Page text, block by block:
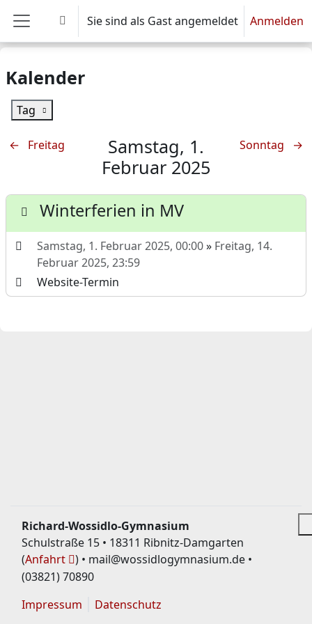
Zum Hauptinhalt
Website-Übersicht
Sucheingabe umschalten
Sie sind als Gast angemeldet Anmelden
Kalender
Tag
← Freitag
Samstag, 1.
Februar 2025
Sonntag →
Winterferien in MV
Samstag, 1. Februar 2025, 00:00» Freitag, 14.
Februar 2025, 23:59
Website-Termin
Richard-Wossidlo-Gymnasium
Schulstraße 15 • 18311 Ribnitz-Damgarten
(Anfahrt
) • mail@wossidlogymnasium.de •
(03821) 70890
Impressum
Datenschutz